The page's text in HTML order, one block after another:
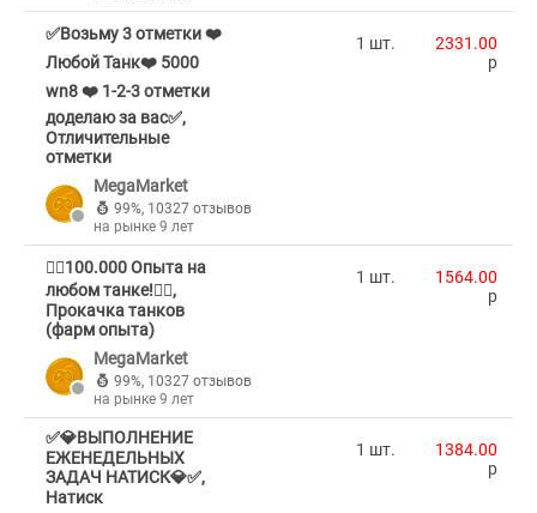
✅Возьму 3 отметки ❤️
Любой Танк❤️ 5000
wn8 ❤️ 1-2-3 отметки
доделаю за вас✅,
Отличительные
отметки
MegaMarket
99%, 10327 отзывов
на рынке 9 лет
1 шт.
2331.00
p
🐦‍🔥100.000 Опыта на
любом танке!🐦‍🔥,
Прокачка танков
(фарм опыта)
MegaMarket
99%, 10327 отзывов
на рынке 9 лет
1 шт.
1564.00
p
✅💎ВЫПОЛНЕНИЕ
ЕЖЕНЕДЕЛЬНЫХ
ЗАДАЧ НАТИСК💎✅,
Натиск
1 шт.
1384.00
p